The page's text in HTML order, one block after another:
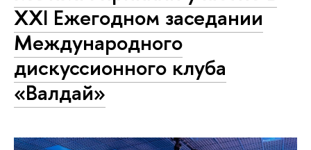
XXI Ежегодном заседании
Международного
дискуссионного клуба
«Валдай»